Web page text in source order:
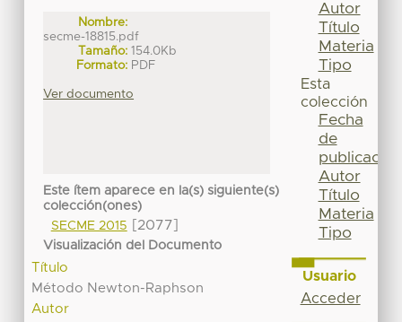
Nombre:
secme-18815.pdf
Tamaño: 154.0Kb
Formato: PDF
Ver documento
Este ítem aparece en la(s) siguiente(s)
colección(ones)
SECME 2015
[2077]
Visualización del Documento
Título
Método Newton-Raphson
Autor
Autor
Título
Materia
Tipo
Esta
colección
Fecha
de
publicación
Autor
Título
Materia
Tipo
Usuario
Acceder